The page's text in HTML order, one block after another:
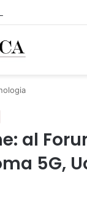
da 49,9 milioni per
al
5G,